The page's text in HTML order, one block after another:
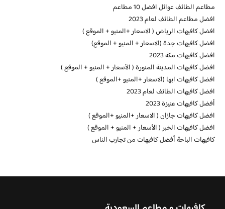
مطاعم الطائف عوائل افضل 10 مطاعم
افضل مطاعم الطائف لعام 2023
افضل كافيهات الرياض ( الاسعار +المنيو + الموقع )
افضل كافيهات جدة (الاسعار + المنيو + الموقع)
افضل كافيهات مكة 2023
افضل كافيهات المدينة المنورة ( الأسعار + المنيو + الموقع )
افضل كافيهات ابها (الاسعار +المنيو +الموقع )
افضل كافيهات الطائف لعام 2023
أفضل كافيهات عنيزة 2023
افضل كافيهات جازان ( الاسعار +المنيو +الموقع )
افضل كافيهات الخبر ( الأسعار + المنيو + الموقع )
كافيهات الباحة أفضل كافيهات من تجارب الناس